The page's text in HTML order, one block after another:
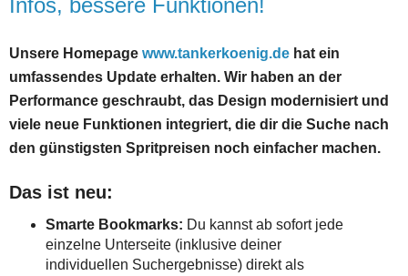
Infos, bessere Funktionen!
Unsere Homepage www.tankerkoenig.de hat ein
umfassendes Update erhalten. Wir haben an der
Performance geschraubt, das Design modernisiert und
viele neue Funktionen integriert, die dir die Suche nach
den günstigsten Spritpreisen noch einfacher machen.
Das ist neu:
Smarte Bookmarks: Du kannst ab sofort jede
einzelne Unterseite (inklusive deiner
individuellen Suchergebnisse) direkt als